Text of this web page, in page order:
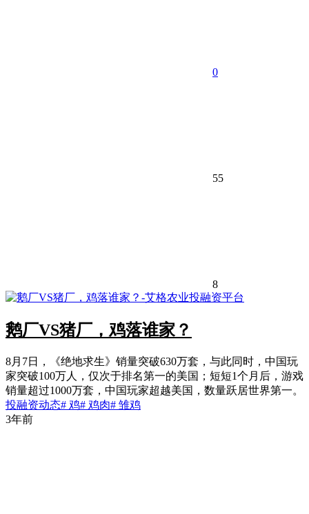
0
55
8
鹅厂VS猪厂，鸡落谁家？
8月7日，《绝地求生》销量突破630万套，与此同时，中国玩
家突破100万人，仅次于排名第一的美国；短短1个月后，游戏
销量超过1000万套，中国玩家超越美国，数量跃居世界第一。
投融资动态# 鸡# 鸡肉# 雏鸡
3年前